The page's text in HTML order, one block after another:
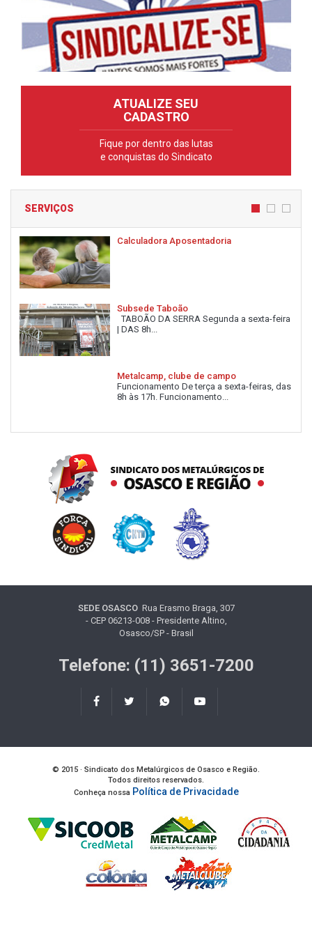
ATUALIZE SEU
CADASTRO
Fique por dentro das lutas
e conquistas do Sindicato
SERVIÇOS
Calculadora Aposentadoria
Subsede Taboão
TABOÃO DA SERRA Segunda a sexta-feira
| DAS 8h...
Metalcamp, clube de campo
Funcionamento De terça a sexta-feiras, das
8h às 17h. Funcionamento...
SEDE OSASCORua Erasmo Braga, 307
- CEP 06213-008 - Presidente Altino,
Osasco/SP - Brasil
Telefone: (11) 3651-7200
© 2015 · Sindicato dos Metalúrgicos de Osasco e Região.
Todos direitos reservados.
Conheça nossa Política de Privacidade